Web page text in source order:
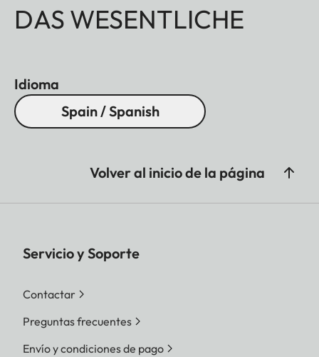
DAS WESENTLICHE
Idioma
Spain / Spanish
Volver al inicio de la página
Servicio y Soporte
Contactar
Preguntas frecuentes
Envío y condiciones de pago